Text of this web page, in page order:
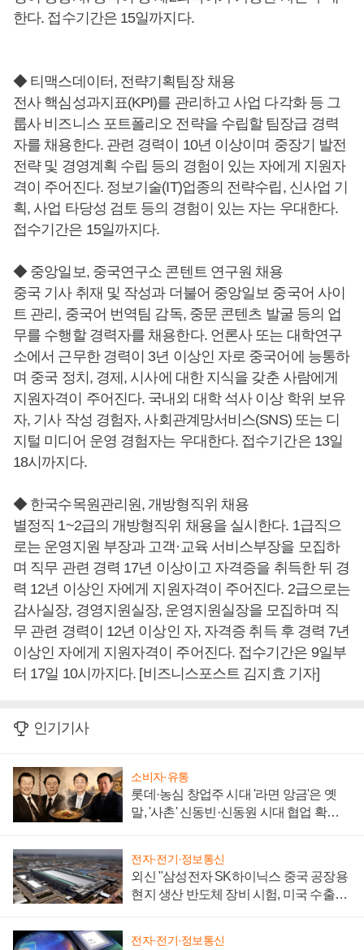
한다. 접수기간은 15일까지다.
◆ 티맥스데이터, 전략기획팀장 채용
전사 핵심성과지표(KPI)를 관리하고 사업 다각화 등 그
룹사 비즈니스 포트폴리오 전략을 수립할 팀장급 경력
자를 채용한다. 관련 경력이 10년 이상이며 중장기 발전
전략 및 경영계획 수립 등의 경험이 있는 자에게 지원자
격이 주어진다. 정보기술(IT)업종의 전략수립, 신사업 기
획, 사업 타당성 검토 등의 경험이 있는 자는 우대한다.
접수기간은 15일까지다.
◆ 중앙일보, 중국연구소 콘텐트 연구원 채용
중국 기사 취재 및 작성과 더불어 중앙일보 중국어 사이
트 관리, 중국어 번역팀 감독, 중문 콘텐츠 발굴 등의 업
무를 수행할 경력자를 채용한다. 언론사 또는 대학연구
소에서 근무한 경력이 3년 이상인 자로 중국어에 능통하
며 중국 정치, 경제, 시사에 대한 지식을 갖춘 사람에게
지원자격이 주어진다. 국내외 대학 석사 이상 학위 보유
자, 기사 작성 경험자, 사회관계망서비스(SNS) 또는 디
지털 미디어 운영 경험자는 우대한다. 접수기간은 13일
18시까지다.
◆ 한국수목원관리원, 개방형직위 채용
별정직 1~2급의 개방형직위 채용을 실시한다. 1급직으
로는 운영지원 부장과 고객·교육 서비스부장을 모집하
며 직무 관련 경력 17년 이상이고 자격증을 취득한 뒤 경
력 12년 이상인 자에게 지원자격이 주어진다. 2급으로는
감사실장, 경영지원실장, 운영지원실장을 모집하며 직
무 관련 경력이 12년 이상인 자, 자격증 취득 후 경력 7년
이상인 자에게 지원자격이 주어진다. 접수기간은 9일부
터 17일 10시까지다. [비즈니스포스트 김지효 기자]
인기기사
소비자·유통
롯데·농심 창업주 시대 '라면 앙금'은 옛
말, '사촌' 신동빈·신동원 시대 협업 확대
전자·전기·정보통신
외신 "삼성전자 SK하이닉스 중국 공장용
현지 생산 반도체 장비 시험, 미국 수출통
전자·전기·정보통신